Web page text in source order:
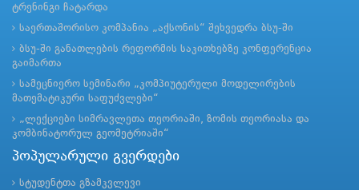
ტრენინგი ჩატარდა
საერთაშორისო კომპანია „აქსონის“ შეხვედრა ბსუ-ში
ბსუ-ში განათლების რეფორმის საკითხებზე კონფერენცია
გაიმართა
სამეცნიერო სემინარი „კომპიუტერული მოდელირების
მათემატიკური საფუძვლები“
„ლექციები სიმრავლეთა თეორიაში, ზომის თეორიასა და
კომბინატორულ გეომეტრიაში“
პოპულარული გვერდები
სტუდენტთა გზამკვლევი